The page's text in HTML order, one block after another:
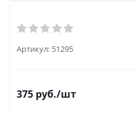
Артикул: 51295
375 руб./шт